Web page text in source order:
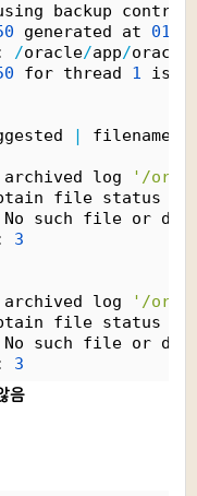
backup
generated at 01
/oracle/app/oracle
for thread 1 is in
| filename
archived log
'/
file status
No such file or
3
archived log
'/
file status
No such file or
3
음